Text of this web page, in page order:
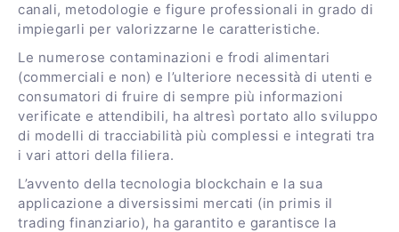
canali, metodologie e figure professionali in grado di
impiegarli per valorizzarne le caratteristiche.
Le numerose contaminazioni e frodi alimentari
(commerciali e non) e l’ulteriore necessità di utenti e
consumatori di fruire di sempre più informazioni
verificate e attendibili, ha altresì portato allo sviluppo
di modelli di tracciabilità più complessi e integrati tra
i vari attori della filiera.
L’avvento della tecnologia blockchain e la sua
applicazione a diversissimi mercati (in primis il
trading finanziario), ha garantito e garantisce la